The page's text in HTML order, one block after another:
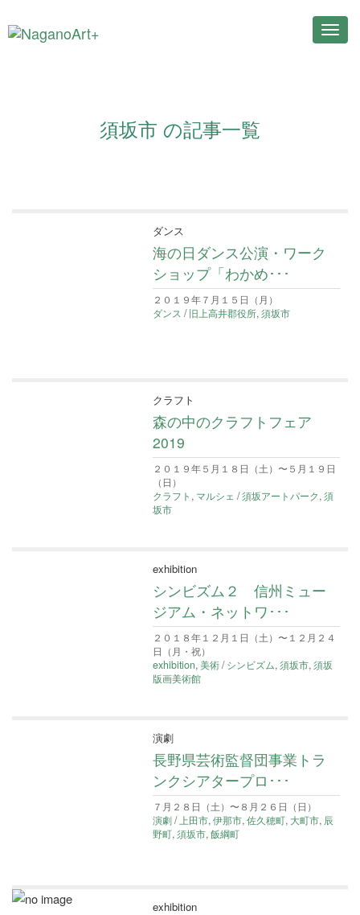
須坂市 の記事一覧
ダンス
海の日ダンス公演・ワーク
ショップ「わかめ･･･
２０１９年７月１５日（月）
ダンス /旧上高井郡役所,須坂市
クラフト
森の中のクラフトフェア
2019
２０１９年５月１８日（土）〜５月１９日
（日）
クラフト , マルシェ /須坂アートパーク,須
坂市
exhibition
シンビズム２ 信州ミュー
ジアム・ネットワ･･･
２０１８年１２月１日（土）〜１２月２４
日（月・祝）
exhibition,美術/シンビズム,須坂市,須坂
版画美術館
演劇
長野県芸術監督団事業トラ
ンクシアタープロ･･･
７月２８日（土）〜８月２６日（日）
演劇/上田市,伊那市,佐久穂町, 大町市, 辰
野町,須坂市,飯綱町
exhibition